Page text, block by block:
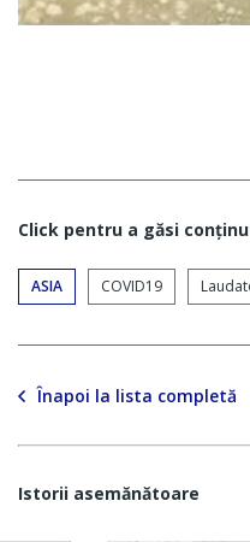
Click pentru a găsi
ASIA COVID19
Înapoi la lista completă
Istorii asemănătoare